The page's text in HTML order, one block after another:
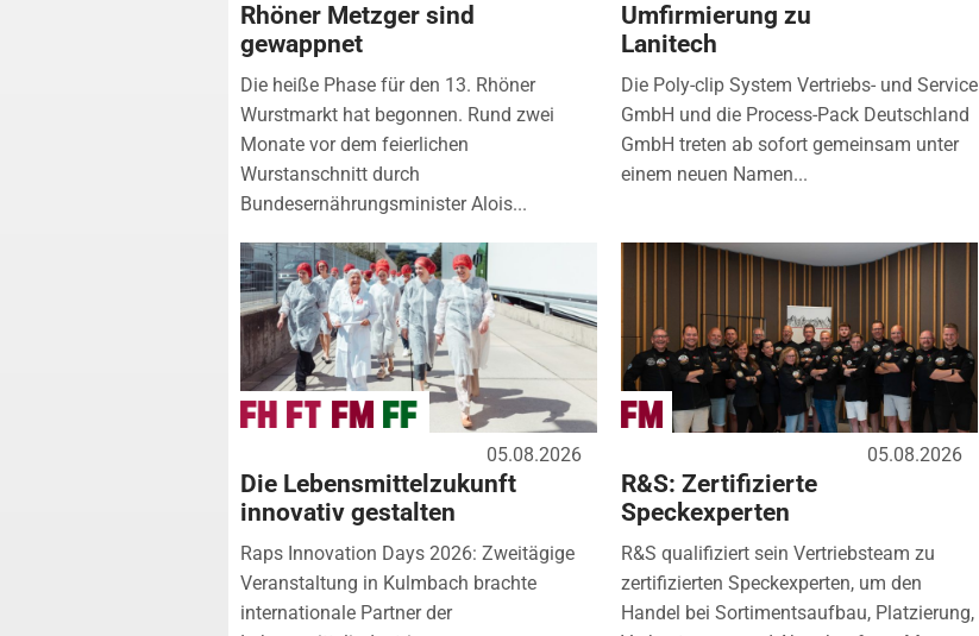
Rhöner Metzger sind
gewappnet
Die heiße Phase für den 13. Rhöner
Wurstmarkt hat begonnen. Rund zwei
Monate vor dem feierlichen
Wurstanschnitt durch
Bundesernährungsminister Alois...
Umfirmierung zu
Lanitech
Die Poly-clip System Vertriebs- und Service
GmbH und die Process-Pack Deutschland
GmbH treten ab sofort gemeinsam unter
einem neuen Namen...
05.08.2026
Die Lebensmittelzukunft
innovativ gestalten
Raps Innovation Days 2026: Zweitägige
Veranstaltung in Kulmbach brachte
internationale Partner der
05.08.2026
R&S: Zertifizierte
Speckexperten
R&S qualifiziert sein Vertriebsteam zu
zertifizierten Speckexperten, um den
Handel bei Sortimentsaufbau, Platzierung,